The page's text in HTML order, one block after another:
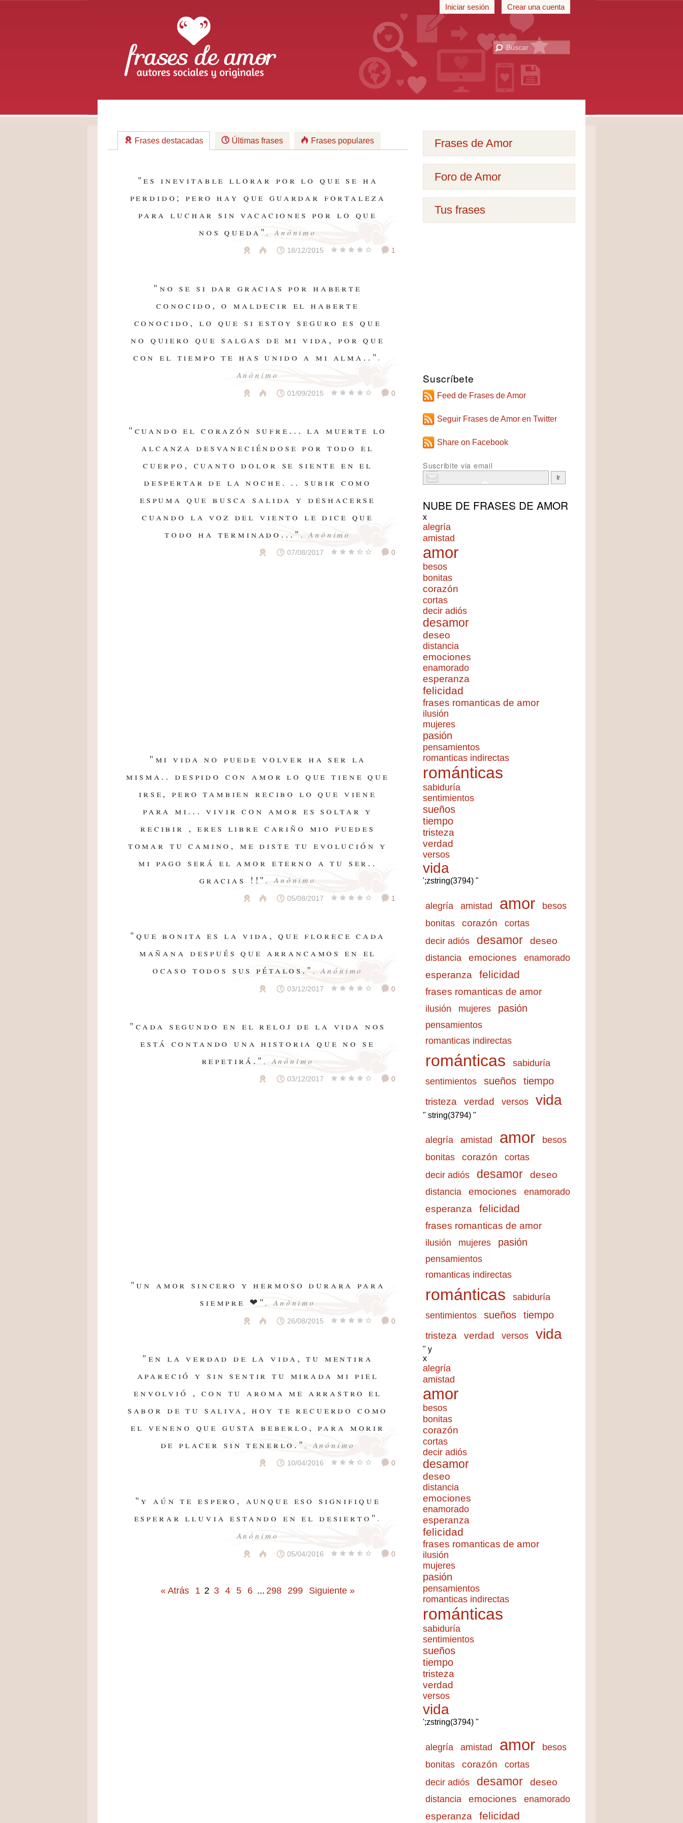
Autores sociales y originales
Iniciar sesión Crear una cuenta
Frases de Amor
Foro de Amor
Tus frases
Frases destacadas Últimas frases Frases populares
"es inevitable llorar por lo que se ha
perdido; pero hay que guardar fortaleza
para luchar sin vacaciones por lo que
nos queda", Anónimo
18/12/2015 1
"no se si dar gracias por haberte
conocido, o maldecir el haberte
conocido, lo que si estoy seguro es que
no quiero que salgas de mi vida, por que
con el tiempo te has unido a mi alma..",
Anónimo
01/09/2015 0
"cuando el corazón sufre... la muerte lo
alcanza desvaneciéndose por todo el
cuerpo, cuanto dolor se siente en el
despertar de la noche. .. subir como
espuma que busca salida y deshacerse
cuando la voz del viento le dice que
todo ha terminado..." , Anónimo
07/08/2017 0
"mi vida no puede volver ha ser la
misma.. despido con amor lo que tiene que
irse, pero tambien recibo lo que viene
para mi... vivir con amor es soltar y
recibir , eres libre cariño mio puedes
tomar tu camino, me diste tu evolución y
mi pago será el amor eterno a tu ser..
gracias !!", Anónimo
05/08/2017 1
"que bonita es la vida, que florece cada
mañana después que arrancamos en el
ocaso todos sus pétalos." , Anónimo
03/12/2017 0
"cada segundo en el reloj de la vida nos
está contando una historia que no se
repetirá." , Anónimo
03/12/2017 0
"un amor sincero y hermoso durara para
siempre ❤", Anónimo
26/08/2015 0
"en la verdad de la vida, tu mentira
apareció y sin sentir tu mirada mi piel
envolvió , con tu aroma me arrastro el
sabor de tu saliva, hoy te recuerdo como
el veneno que gusta beberlo, para morir
de placer sin tenerlo." , Anónimo
10/04/2016 0
"y aún te espero, aunque eso signifique
esperar lluvia estando en el desierto" ,
Anónimo
05/04/2016 0
« Atrás 1 2 3 4 5 6 ... 298 299 Siguiente »
Suscríbete
Feed de Frases de Amor
Seguir Frases de Amor en Twitter
Share on Facebook
Suscribite via email
NUBE DE FRASES DE AMOR
x
alegría
amistad
amor
besos
bonitas
corazón
cortas
decir adiós
desamor
deseo
distancia
emociones
enamorado
esperanza
felicidad
frases romanticas de amor
ilusión
mujeres
pasión
pensamientos
romanticas indirectas
románticas
sabiduría
sentimientos
sueños
tiempo
tristeza
verdad
versos
vida
';zstring(3794) "
alegría amistad amor besos
bonitas corazón cortas
decir adiós desamor deseo
distancia emociones enamorado
esperanza felicidad
frases romanticas de amor
ilusión mujeres pasión
pensamientos
romanticas indirectas
románticas
sabiduría
sentimientos
sueños tiempo
tristeza verdad versos vida
" string(3794) "
alegría amistad amor besos
bonitas corazón cortas
decir adiós desamor deseo
distancia emociones enamorado
esperanza felicidad
frases romanticas de amor
ilusión mujeres pasión
pensamientos
romanticas indirectas
románticas
sabiduría
sentimientos
sueños tiempo
tristeza verdad versos vida
" y
x
alegría
amistad
amor
besos
bonitas
corazón
cortas
decir adiós
desamor
deseo
distancia
emociones
enamorado
esperanza
felicidad
frases romanticas de amor
ilusión
mujeres
pasión
pensamientos
romanticas indirectas
románticas
sabiduría
sentimientos
sueños
tiempo
tristeza
verdad
versos
vida
';zstring(3794) "
alegría amistad amor besos
bonitas corazón cortas
decir adiós desamor deseo
distancia emociones enamorado
esperanza felicidad